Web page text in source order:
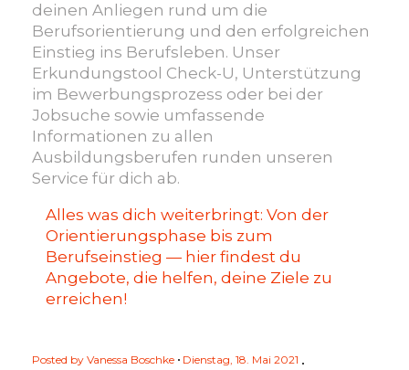
deinen Anliegen rund um die
Berufsorientierung und den erfolgreichen
Einstieg ins Berufsleben. Unser
Erkundungstool Check-U, Unterstützung
im Bewerbungsprozess oder bei der
Jobsuche sowie umfassende
Informationen zu allen
Ausbildungsberufen runden unseren
Service für dich ab.
Alles was dich weiterbringt: Von der
Orientierungsphase bis zum
Berufseinstieg — hier findest du
Angebote, die helfen, deine Ziele zu
erreichen!
Posted by Vanessa Boschke Dienstag, 18. Mai 2021